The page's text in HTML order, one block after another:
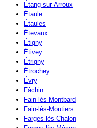
Étang-sur-Arroux
Étaule
Étaules
Étevaux
Étigny
Étivey
Étrigny
Étrochey
Évry
Fâchin
Fain-lès-Montbard
Fain-lès-Moutiers
Farges-lès-Chalon